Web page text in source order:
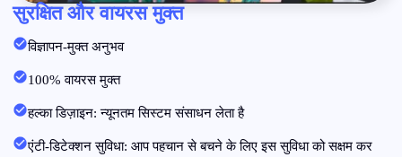
सुरक्षित और वायरस मुक्त
विज्ञापन-मुक्त अनुभव
100% वायरस मुक्त
हल्का डिज़ाइन: न्यूनतम सिस्टम संसाधन लेता है
एंटी-डिटेक्शन सुविधा: आप पहचान से बचने के लिए इस सुविधा को सक्षम कर